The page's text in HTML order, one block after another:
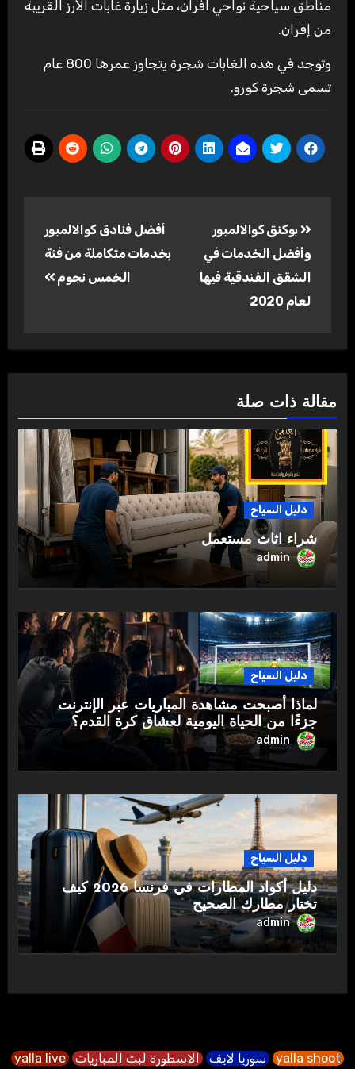
مناطق سياحية نواحي افران، مثل زيارة غابات الأرز القريبة
من إفران.
وتوجد في هذه الغابات شجرة يتجاوز عمرها 800 عام
تسمى شجرة كورو.
المقالات
بوكنق كوالالمبور
وأفضل الخدمات في
الشقق الفندقية فيها
لعام 2020
أفضل فنادق كوالالمبور
بخدمات متكاملة من فئة
الخمس نجوم
مقالة ذات صلة
دليل السياح
شراء اثاث مستعمل
admin
دليل السياح
لماذا أصبحت مشاهدة المباريات عبر الإنترنت
جزءًا من الحياة اليومية لعشاق كرة القدم؟
admin
دليل السياح
دليل أكواد المطارات في فرنسا 2026 كيف
تختار مطارك الصحيح
admin
yalla shoot سوريا لايف الاسطورة لبث المباريات yalla live